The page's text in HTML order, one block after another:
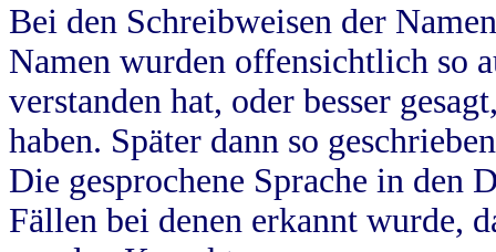
Bei den Schreibweisen der
Namen wurden offensichtlich so
verstanden hat, oder besser
haben. Später dann so
Die gesprochene Sprache in
Fällen bei denen erkannt wurde,